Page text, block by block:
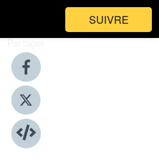
SUIVRE
Partager